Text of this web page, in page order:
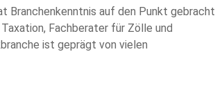
Branchenkenntnis auf den Punkt gebracht
Fachberater für Zölle und
ist geprägt von vielen